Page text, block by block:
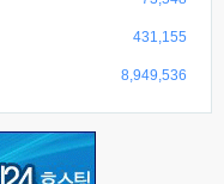
431,155
8,949,536